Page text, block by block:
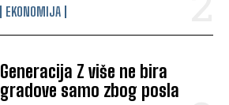
EKONOMIJA
Generacija Z više ne bira
gradove samo zbog posla